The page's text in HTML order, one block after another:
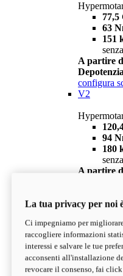
77,5
63
151
A partire
configura
V2
94
180
A partire
V2 SP
94
177
La tua privacy per noi
Ci impegniamo per
raccogliere informazioni
interessi e salvare le tue
acconsenti all'installazione
revocare il consenso, fai click